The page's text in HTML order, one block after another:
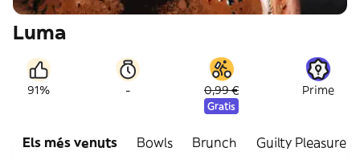
Luma
91% - 0,99 €
Gratis
Prime
Els més venuts Bowls Brunch Guilty Pleasure